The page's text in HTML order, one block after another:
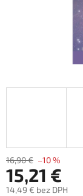
16,90 € –10 %
15,21 €
14,49 € bez DPH